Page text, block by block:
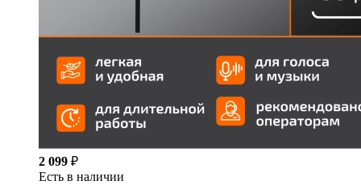
2 099 ₽
Есть в наличии